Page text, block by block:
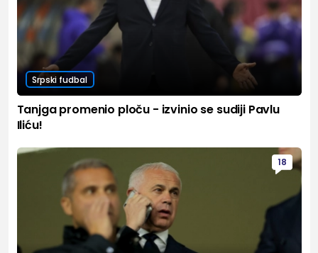
Srpski fudbal
Tanjga promenio ploču - izvinio se sudiji Pavlu
Iliću!
18